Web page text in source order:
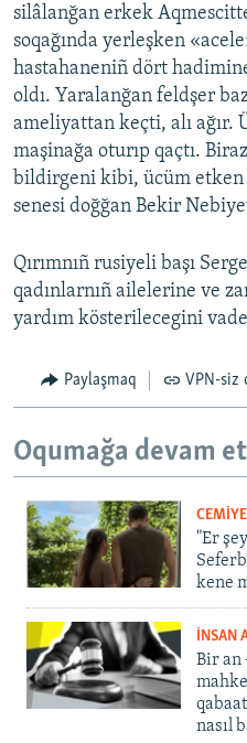
silâlanğan erkek
soqağında yerleşken
hastahaneniñ dört
oldı. Yaralanğan feldşer
ameliyattan keçti, alı ağır.
maşinağa oturıp qaçtı.
bildirgeni kibi, ücüm etken
senesi doğğan Bekir
Qırımnıñ rusiyeli başı
qadınlarnıñ ailelerine ve
yardım kösterilecegini
Paylaşmaq VPN-siz
Oqumağa devam
"Er
kene
İNSAN
Bir an
nasıl